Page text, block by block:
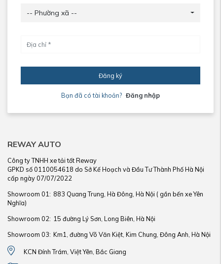
-- Phường xã --
Đăng ký
Bạn đã có tài khoản? Đăng nhập
REWAY AUTO
Công ty TNHH xe tải tốt Reway
GPKD số 0110054618 do Sở Kế Hoạch và Đầu Tư Thành Phố Hà Nội
cấp ngày 07/07/2022
Showroom 01: 883 Quang Trung, Hà Đông, Hà Nội ( gần bến xe Yên
Nghĩa)
Showroom 02: 15 đường Lý Sơn, Long Biên, Hà Nội
Showroom 03: Km1, đường Võ Văn Kiệt, Kim Chung, Đông Anh, Hà Nội
KCN Đính Trám, Việt Yên, Bắc Giang